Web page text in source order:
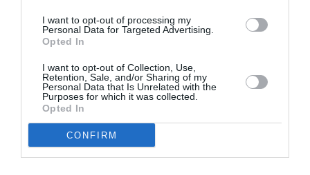
I want to opt-out of processing my
Personal Data for Targeted Advertising.
Opted In
I want to opt-out of Collection, Use,
Retention, Sale, and/or Sharing of my
Personal Data that Is Unrelated with the
Purposes for which it was collected.
Opted In
CONFIRM
DEUXIÈME
DESTINATION...